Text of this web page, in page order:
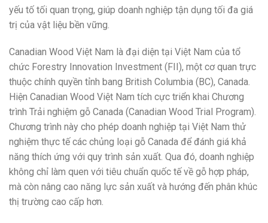
yếu tố tối quan trọng, giúp doanh nghiệp tận dụng tối đa giá
trị của vật liệu bền vững.
Canadian Wood Việt Nam là đại diện tại Việt Nam của tổ
chức Forestry Innovation Investment (FII), một cơ quan trực
thuộc chính quyền tỉnh bang British Columbia (BC), Canada.
Hiện Canadian Wood Việt Nam tích cực triển khai Chương
trình Trải nghiệm gỗ Canada (Canadian Wood Trial Program).
Chương trình này cho phép doanh nghiệp tại Việt Nam thử
nghiệm thực tế các chủng loại gỗ Canada để đánh giá khả
năng thích ứng với quy trình sản xuất. Qua đó, doanh nghiệp
không chỉ làm quen với tiêu chuẩn quốc tế về gỗ hợp pháp,
mà còn nâng cao năng lực sản xuất và hướng đến phân khúc
thị trường cao cấp hơn.